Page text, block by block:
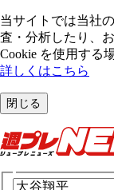
当サイトでは当社
査・分析したり、
Cookie を使⽤する
詳しくはこちら
閉じる